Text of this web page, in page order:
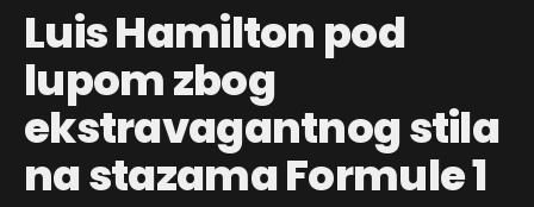
Luis Hamilton pod
lupom zbog
ekstravagantnog stila
na stazama Formule 1